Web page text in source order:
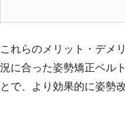
これらのメリット・デメ
況に合った姿勢矯正ベル
とで、より効果的に姿勢